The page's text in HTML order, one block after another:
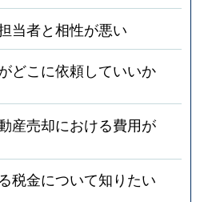
当者と相性が悪い
どこに依頼していいか
産売却における費用が
税金について知りたい